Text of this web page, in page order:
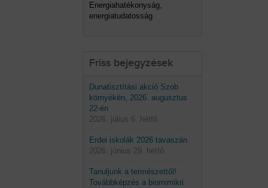
Energiahatékonyság,
energiatudatosság
Friss bejegyzések
Dunatisztítási akció Szob
környékén, 2026. augusztus
22-én
2026. július 6. hétfő.
Erdei iskolák 2026 tavaszán
2026. június 29. hétfő.
Tanuljunk a természettől!
Továbbképzés a biomimikri